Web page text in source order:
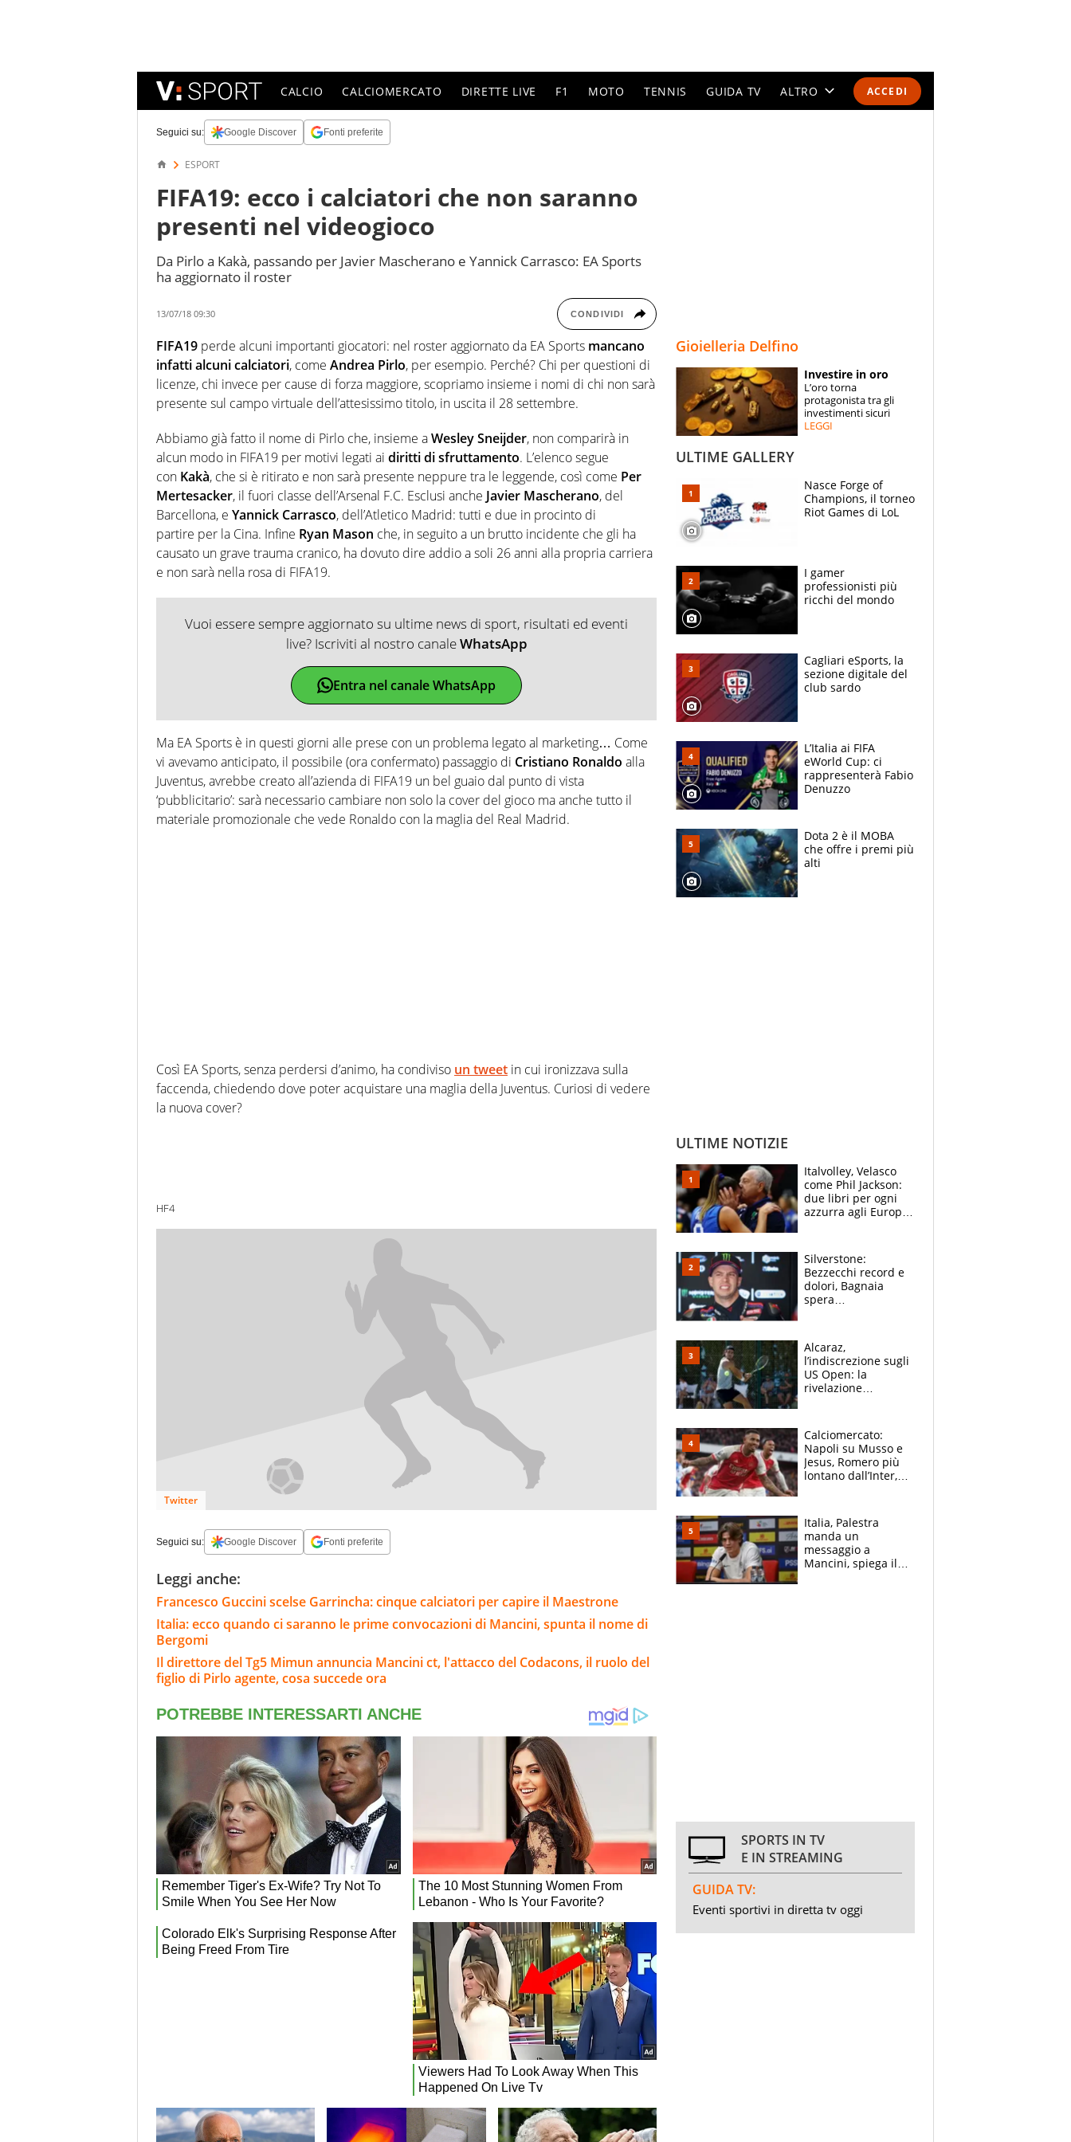
ACCEDI
CALCIO CALCIOMERCATO DIRETTE LIVE F1 MOTO TENNIS GUIDA TV ALTRO
SPECIALI
ESPERTI
Seguici su: Google Discover Fonti preferite
ESPORT
FIFA19: ecco i calciatori che non saranno
presenti nel videogioco
Da Pirlo a Kakà, passando per Javier Mascherano e Yannick Carrasco: EA Sports
ha aggiornato il roster
13/07/18 09:30 CONDIVIDI
FIFA19 perde alcuni importanti giocatori: nel roster aggiornato da EA Sports mancano
infatti alcuni calciatori, come Andrea Pirlo, per esempio. Perché? Chi per questioni di
licenze, chi invece per cause di forza maggiore, scopriamo insieme i nomi di chi non sarà
presente sul campo virtuale dell’attesissimo titolo, in uscita il 28 settembre.
Abbiamo già fatto il nome di Pirlo che, insieme aWesley Sneijder, non comparirà in
alcun modo in FIFA19 per motivi legati ai diritti di sfruttamento. L’elenco segue
con Kakà, che si è ritirato e non sarà presente neppure tra le leggende, così come Per
Mertesacker, il fuori classe dell’Arsenal F.C. Esclusi anche Javier Mascherano, del
Barcellona, e Yannick Carrasco, dell’Atletico Madrid: tutti e due in procinto di
partire per la Cina. Infine Ryan Mason che, in seguito a un brutto incidente che gli ha
causato un grave trauma cranico, ha dovuto dire addio a soli 26 anni alla propria carriera
e non sarà nella rosa di FIFA19.
Vuoi essere sempre aggiornato su ultime news di sport, risultati ed eventi
live? Iscriviti al nostro canaleWhatsApp
Entra nel canale WhatsApp
Ma EA Sports è in questi giorni alle prese con un problema legato al marketing… Come
vi avevamo anticipato, il possibile (ora confermato) passaggio di Cristiano Ronaldo alla
Juventus, avrebbe creato all’azienda di FIFA19 un bel guaio dal punto di vista
‘pubblicitario’: sarà necessario cambiare non solo la cover del gioco ma anche tutto il
materiale promozionale che vede Ronaldo con la maglia del Real Madrid.
Così EA Sports, senza perdersi d’animo, ha condiviso un tweet in cui ironizzava sulla
faccenda, chiedendo dove poter acquistare una maglia della Juventus. Curiosi di vedere
la nuova cover?
HF4
Twitter
Seguici su: Google Discover Fonti preferite
Leggi anche:
Francesco Guccini scelse Garrincha: cinque calciatori per capire il Maestrone
Italia: ecco quando ci saranno le prime convocazioni di Mancini, spunta il nome di
Bergomi
Il direttore del Tg5 Mimun annuncia Mancini ct, l'attacco del Codacons, il ruolo del
figlio di Pirlo agente, cosa succede ora
Gioielleria Delfino
Investire in oro
L’oro torna
protagonista tra gli
investimenti sicuri
LEGGI
ULTIME GALLERY
Nasce Forge of
Champions, il torneo
Riot Games di LoL
I gamer
professionisti più
ricchi del mondo
Cagliari eSports, la
sezione digitale del
club sardo
L’Italia ai FIFA
eWorld Cup: ci
rappresenterà Fabio
Denuzzo
Dota 2 è il MOBA
che offre i premi più
alti
ULTIME NOTIZIE
Italvolley, Velasco
come Phil Jackson:
due libri per ogni
azzurra agli Europei.
Silverstone:
Bezzecchi record e
dolori, Bagnaia
spera
e vota Aprilia
Alcaraz,
l’indiscrezione sugli
US Open: la
rivelazione
B. Rune verso la
rinuncia
Calciomercato:
Napoli su Musso e
Jesus, Romero più
lontano dall’Inter,
tabellone
Italia, Palestra
manda un
messaggio a
Mancini, spiega il
SPORTS IN TV
E IN STREAMING
GUIDA TV:
Eventi sportivi in diretta tv oggi